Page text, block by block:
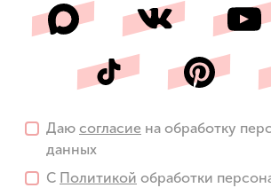
Даю согласие на обработку
данных
С Политикой обработки